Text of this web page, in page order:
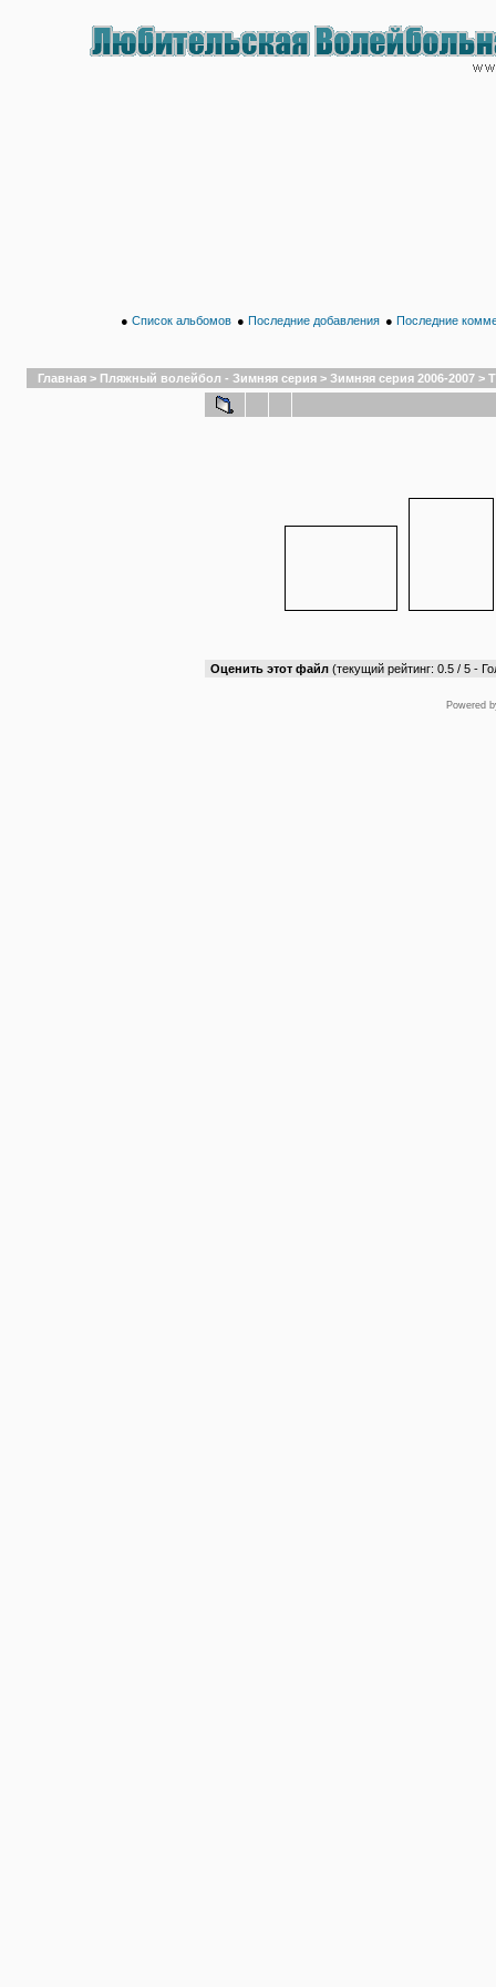
● Список альбомов ● Последние добавления ● Последние
Главная > Пляжный волейбол - Зимняя серия > Зимняя серия 2006-2007 >
Оценить этот файл (текущий рейтинг: 0.5 / 5 -
Powered